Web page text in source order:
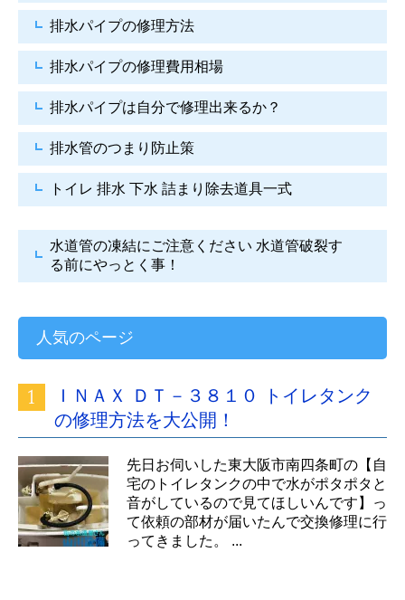
排水パイプの修理方法
排水パイプの修理費用相場
排水パイプは自分で修理出来るか？
排水管のつまり防止策
トイレ 排水 下水 詰まり除去道具一式
水道管の凍結にご注意ください 水道管破裂す
る前にやっとく事！
人気のページ
ＩＮＡＸ ＤＴ－３８１０ トイレタンク
の修理方法を大公開！
先日お伺いした東大阪市南四条町の【自
宅のトイレタンクの中で水がポタポタと
音がしているので見てほしいんです】っ
て依頼の部材が届いたんで交換修理に行
ってきました。 ...